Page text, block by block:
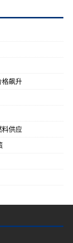
格飙升
料供应